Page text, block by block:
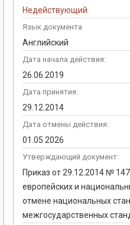
Недействующий
Язык документа
Английский
Дата начала действия:
26.06.2019
Дата принятия:
29.12.2014
Дата отмены действия:
01.05.2026
Утверждающий документ:
Приказ от 29.12.2014 №
европейских и
отмене национальных
межгосударственных